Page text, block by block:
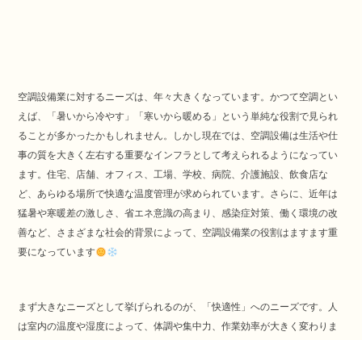
空調設備業に対するニーズは、年々大きくなっています。かつて空調とい
えば、「暑いから冷やす」「寒いから暖める」という単純な役割で見られ
ることが多かったかもしれません。しかし現在では、空調設備は生活や仕
事の質を大きく左右する重要なインフラとして考えられるようになってい
ます。住宅、店舗、オフィス、工場、学校、病院、介護施設、飲食店な
ど、あらゆる場所で快適な温度管理が求められています。さらに、近年は
猛暑や寒暖差の激しさ、省エネ意識の高まり、感染症対策、働く環境の改
善など、さまざまな社会的背景によって、空調設備業の役割はますます重
要になっています
まず大きなニーズとして挙げられるのが、「快適性」へのニーズです。人
は室内の温度や湿度によって、体調や集中力、作業効率が大きく変わりま